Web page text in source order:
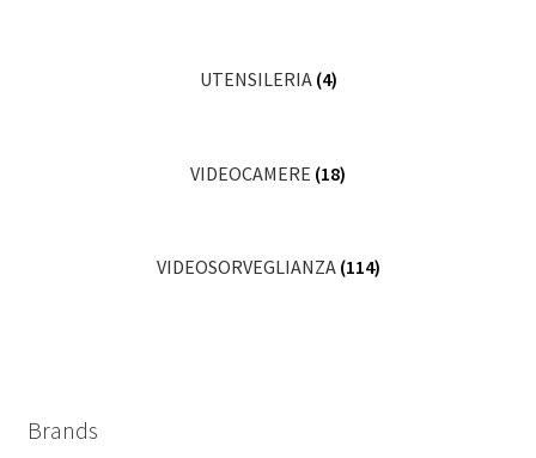
UTENSILERIA (4)
VIDEOCAMERE (18)
VIDEOSORVEGLIANZA (114)
Brands